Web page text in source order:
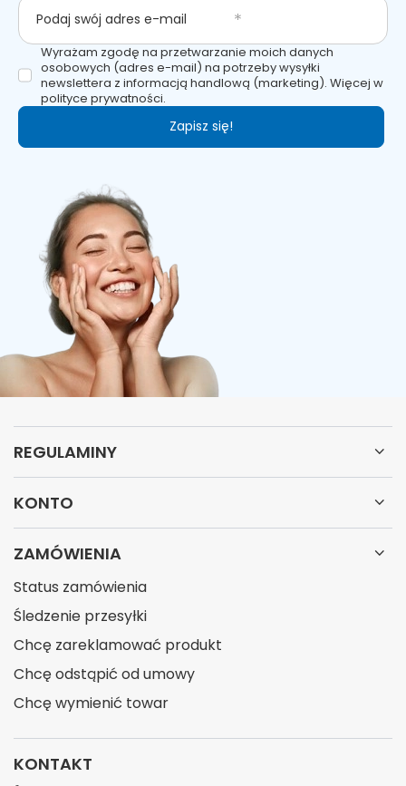
Podaj swój adres e-mail
Wyrażam zgodę na przetwarzanie moich danych
osobowych (adres e-mail) na potrzeby wysyłki
newslettera z informacją handlową (marketing). Więcej w
polityce prywatności.
Zapisz się!
REGULAMINY
KONTO
ZAMÓWIENIA
Status zamówienia
Śledzenie przesyłki
Chcę zareklamować produkt
Chcę odstąpić od umowy
Chcę wymienić towar
KONTAKT